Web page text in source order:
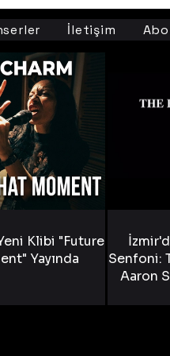
İletişim
Klibi "Future
Yayında
Senfoni:
Aaron